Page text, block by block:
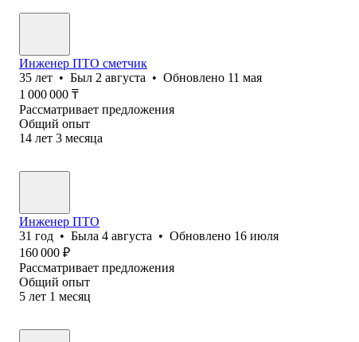
Инженер ПТО сметчик
35 лет • Был 2 августа • Обновлено 11 мая
1 000 000 ₸
Рассматривает предложения
Общий опыт
14 лет 3 месяца
Инженер ПТО
31 год • Была 4 августа • Обновлено 16 июля
160 000 ₽
Рассматривает предложения
Общий опыт
5 лет 1 месяц